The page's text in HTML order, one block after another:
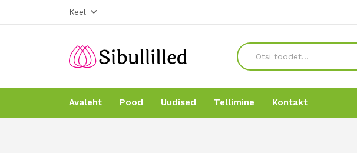
Keel
Avaleht Pood Uudised Tellimine Kontakt